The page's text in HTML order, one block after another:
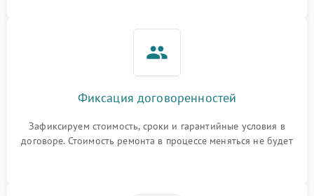
Фиксация договоренностей
Зафиксируем стоимость, сроки и гарантийные условия в
договоре. Стоимость ремонта в процессе меняться не будет